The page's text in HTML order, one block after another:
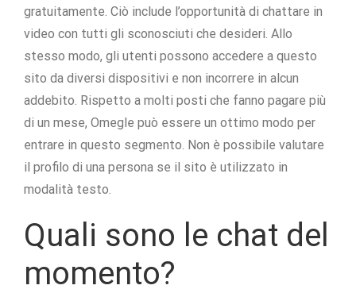
gratuitamente. Ciò include l’opportunità di chattare in
video con tutti gli sconosciuti che desideri. Allo
stesso modo, gli utenti possono accedere a questo
sito da diversi dispositivi e non incorrere in alcun
addebito. Rispetto a molti posti che fanno pagare più
di un mese, Omegle può essere un ottimo modo per
entrare in questo segmento. Non è possibile valutare
il profilo di una persona se il sito è utilizzato in
modalità testo.
Quali sono le chat del
momento?